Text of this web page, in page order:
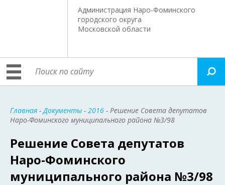
Администрация Наро-Фоминского
городского округа
Московской области
Главная -Документы - 2016 - Решение Совета депутатов
Наро-Фоминского муниципального района №3/98
Решение Совета депутатов
Наро-Фоминского
муниципального района №3/98